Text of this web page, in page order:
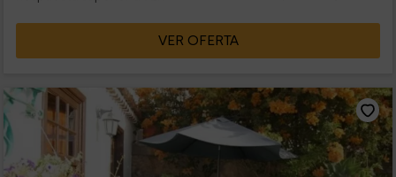
VER OFERTA